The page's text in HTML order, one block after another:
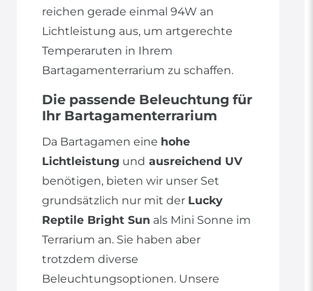
reichen gerade einmal 94W an
Lichtleistung aus, um artgerechte
Temperaruten in Ihrem
Bartagamenterrarium zu schaffen.
Die passende Beleuchtung für
Ihr Bartagamenterrarium
Da Bartagamen eine hohe
Lichtleistung und ausreichend UV
benötigen, bieten wir unser Set
grundsätzlich nur mit der Lucky
Reptile Bright Sun als Mini Sonne im
Terrarium an. Sie haben aber
trotzdem diverse
Beleuchtungsoptionen. Unsere